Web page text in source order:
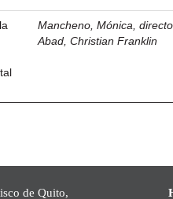
Mancheno, Mónica,
Abad, Christian Franklin
de Quito,